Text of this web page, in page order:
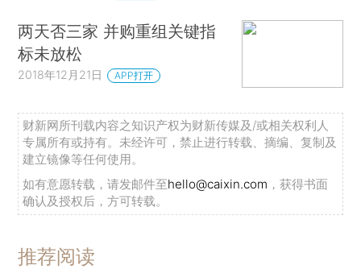
两天否三家 并购重组关键指
标未放松
2018年12月21日 APP打开
财新网所刊载内容之知识产权为财新传媒及/或相关权利人
专属所有或持有。未经许可，禁止进行转载、摘编、复制及
建立镜像等任何使用。
如有意愿转载，请发邮件至hello@caixin.com ，获得书面
确认及授权后，方可转载。
推荐阅读